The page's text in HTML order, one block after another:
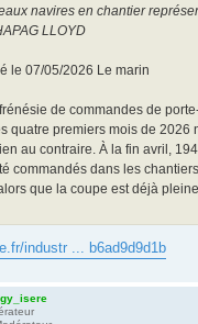
navires en chantier
LLOYD
le 07/05/2026 Le marin
de commandes de
quatre premiers mois de 2026
au contraire. À la fin avril,
commandés dans les
que la coupe est déjà pleine.
industr ... b6ad9d9d1b